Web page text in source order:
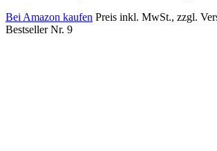
Bei Amazon kaufen Preis inkl. MwSt., zzgl.
Bestseller Nr. 9